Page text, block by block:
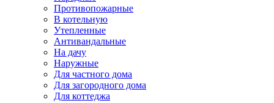
Противопожарные
В котельную
Утепленные
Антивандальные
На дачу
Наружные
Для частного дома
Для загородного дома
Для коттеджа